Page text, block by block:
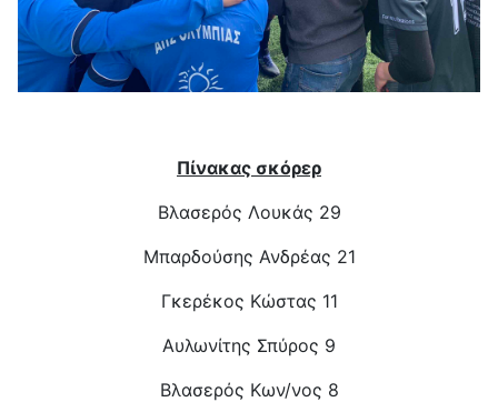
Πίνακας σκόρερ
Βλασερός Λουκάς 29
Μπαρδούσης Ανδρέας 21
Γκερέκος Κώστας 11
Αυλωνίτης Σπύρος 9
Βλασερός Κων/νος 8